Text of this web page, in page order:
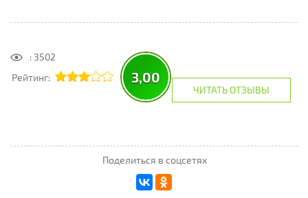
: 3502
Рейтинг:
3,00
ЧИТАТЬ ОТЗЫВЫ
Поделиться в соцсетях